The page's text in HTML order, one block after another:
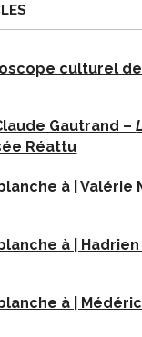
culturel de
Gautrand –
Réattu
à | Valérie
à | Hadrien
à |